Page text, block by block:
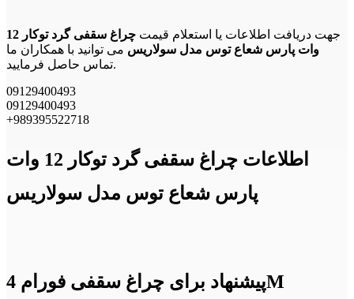
جهت دریافت اطلاعات یا استعلام قیمت
چراغ سقفی گرد توکار 12
وات پارس شعاع توس مدل سولاریس می توانید با همکاران ما
تماس حاصل فرمایید.
09129400493
09129400493
+989395522718
اطلاعات چراغ سقفی گرد توکار 12 وات
پارس شعاع توس مدل سولاریس
پیشنهاد برای چراغ سقفی فورام 4M